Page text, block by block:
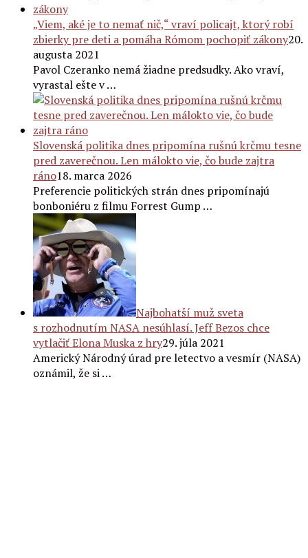
„Viem, aké je to nemať nič,“ vraví policajt, ktorý robí
zbierky pre deti a pomáha Rómom pochopiť zákony20.
augusta 2021
Pavol Czeranko nemá žiadne predsudky. Ako vraví,
vyrastal ešte v …
Slovenská politika dnes pripomína rušnú krčmu tesne
pred zaverečnou. Len málokto vie, čo bude zajtra
ráno18. marca 2026
Preferencie politických strán dnes pripomínajú
bonboniéru z filmu Forrest Gump …
Najbohatší muž sveta
s rozhodnutím NASA nesúhlasí. Jeff Bezos chce
vytlačiť Elona Muska z hry29. júla 2021
Americký Národný úrad pre letectvo a vesmír (NASA)
oznámil, že si …